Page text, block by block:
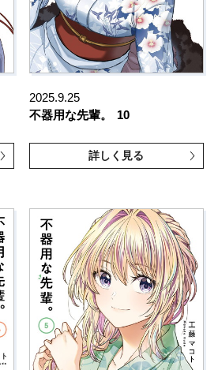
2025.9.25
不器用な先輩。
10
詳しく見る